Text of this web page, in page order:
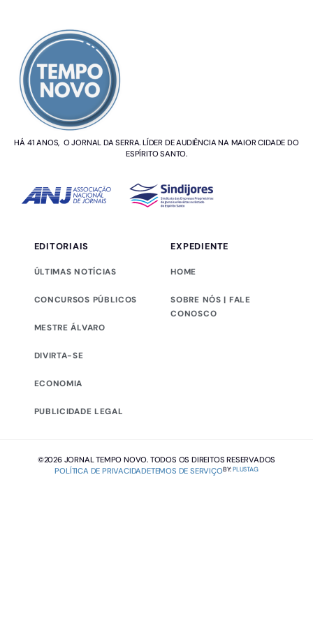
HÁ 41 ANOS, O JORNAL DA SERRA. LÍDER DE AUDIÊNCIA NA MAIOR CIDADE DO
ESPÍRITO SANTO.
EDITORIAIS
ÚLTIMAS NOTÍCIAS
CONCURSOS PÚBLICOS
MESTRE ÁLVARO
DIVIRTA-SE
ECONOMIA
PUBLICIDADE LEGAL
EXPEDIENTE
HOME
SOBRE NÓS | FALE
CONOSCO
©2026 JORNAL TEMPO NOVO. TODOS OS DIREITOS RESERVADOS
POLÍTICA DE PRIVACIDADETEMOS DE SERVIÇOBY:PLUSTAG